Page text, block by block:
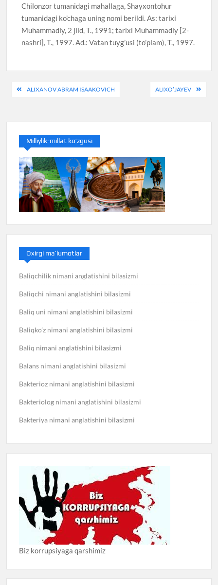
Chilonzor tumanidagi mahallaga, Shayxontohur
tumanidagi ko’chaga uning nomi berildi. As: tarixi
Muhammadiy, 2 jild, T., 1991; tarixi Muhammadiy [2-
nashri], T., 1997. Ad.: Vatan tuyg’usi (to’plam), T., 1997.
PostALIXANOV ABRAM ISAAKOVICH ALIXO’JAYEV
Milliylik-millat ko’zgusi
Oxirgi ma’lumotlar
Baliqchilik nimani anglatishini bilasizmi
Baliqchi nimani anglatishini bilasizmi
Baliq uni nimani anglatishini bilasizmi
Baliqko’z nimani anglatishini bilasizmi
Baliq nimani anglatishini bilasizmi
Balans nimani anglatishini bilasizmi
Bakterioz nimani anglatishini bilasizmi
Bakteriolog nimani anglatishini bilasizmi
Bakteriya nimani anglatishini bilasizmi
Biz korrupsiyaga qarshimiz